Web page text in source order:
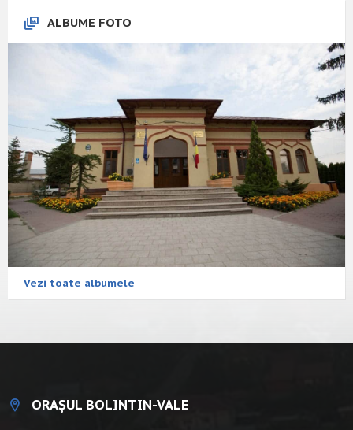
ALBUME FOTO
Vezi toate albumele
ORAȘUL BOLINTIN-VALE